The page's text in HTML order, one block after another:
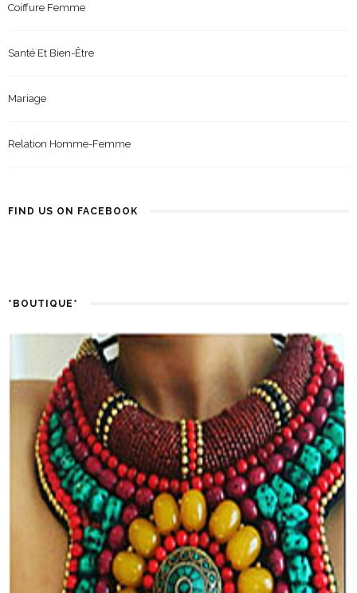
Coiffure Femme
Santé Et Bien-Être
Mariage
Relation Homme-Femme
FIND US ON FACEBOOK
*BOUTIQUE*